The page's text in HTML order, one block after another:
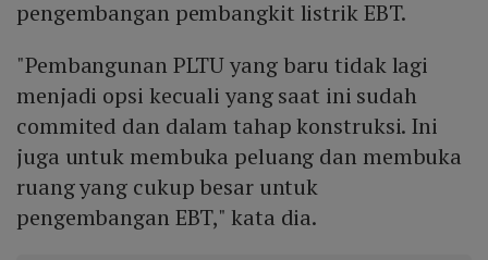
pengembangan pembangkit listrik EBT.
"Pembangunan PLTU yang baru tidak lagi
menjadi opsi kecuali yang saat ini sudah
commited dan dalam tahap konstruksi. Ini
juga untuk membuka peluang dan membuka
ruang yang cukup besar untuk
pengembangan EBT," kata dia.